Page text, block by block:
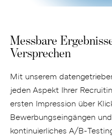
Messbare
Versprechen
Mit unserem
jeden Aspekt Ihrer
ersten Impression über
Bewerbungseingängen
kontinuierliches A/B-